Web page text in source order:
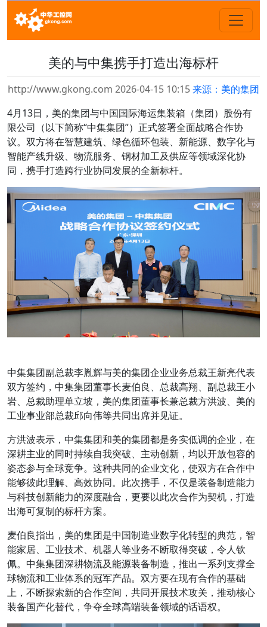
美的与中集携手打造出海标杆
http://www.gkong.com 2026-04-15 10:15来源：美的集团
4月13日，美的集团与中国国际海运集装箱（集团）股份有
限公司（以下简称“中集集团”）正式签署全面战略合作协
议。双方将在智慧建筑、绿色循环包装、新能源、数字化与
智能产线升级、物流服务、钢材加工及供应等领域深化协
同，携手打造跨行业协同发展的全新标杆。
中集集团副总裁李胤辉与美的集团企业业务总裁王新亮代表
双方签约，中集集团董事长麦伯良、总裁高翔、副总裁王小
岩、总裁助理单立坡，美的集团董事长兼总裁方洪波、美的
工业事业部总裁邱向伟等共同出席并见证。
方洪波表示，中集集团和美的集团都是务实低调的企业，在
深耕主业的同时持续自我突破、主动创新，均以开放包容的
姿态参与全球竞争。这种共同的企业文化，使双方在合作中
能够彼此理解、高效协同。此次携手，不仅是装备制造能力
与科技创新能力的深度融合，更要以此次合作为契机，打造
出海可复制的标杆方案。
麦伯良指出，美的集团是中国制造业数字化转型的典范，智
能家居、工业技术、机器人等业务不断取得突破，令人钦
佩。中集集团深耕物流及能源装备制造，推出一系列支撑全
球物流和工业体系的冠军产品。双方要在现有合作的基础
上，不断探索新的合作空间，共同开展技术攻关，推动核心
装备国产化替代，争夺全球高端装备领域的话语权。